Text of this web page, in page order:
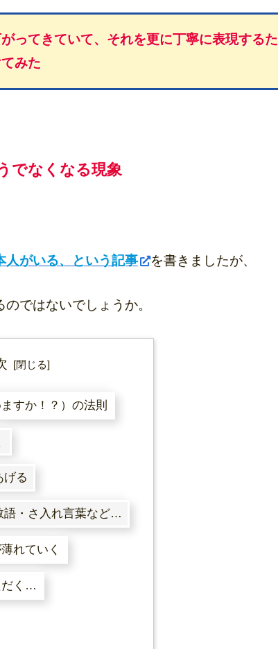
ってきていて、それを更に丁寧に表現するた
みた
でなくなる現象
人がいる、という記事 を書きましたが、
ではないでしょうか。
すか！？）の法則
げる
語・さ入れ言葉など…
れていく
だく…